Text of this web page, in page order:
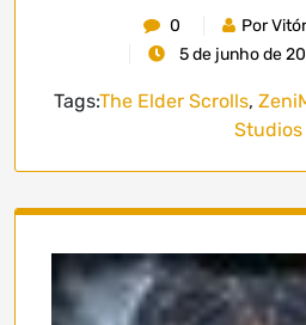
0
Por
5 de junho de
Tags:The Elder Scrolls,
Studios